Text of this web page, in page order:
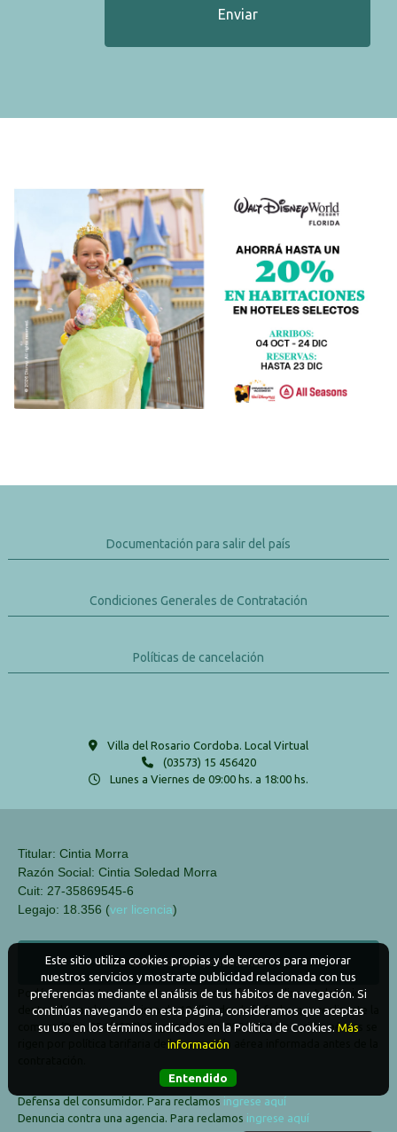
Enviar
Documentación para salir del país
Condiciones Generales de Contratación
Políticas de cancelación
Villa del Rosario Cordoba. Local Virtual
(03573) 15 456420
Lunes a Viernes de 09:00 hs. a 18:00 hs.
Titular: Cintia Morra
Razón Social: Cintia Soledad Morra
Cuit: 27-35869545-6
Legajo: 18.356 (ver licencia)
Boton de arrepentimiento
Podés cancelar tus compras realizadas de forma online o telefonica
dentro de un plazo máximo de 10 días desde la fecha que realizaste la
compra (Disp.954/2025). Según decreto 809/2024 las tarifas aéreas se
rigen por política tarifaria de la compañía aérea informada antes de la
Defensa del consumidor. Para reclamos ingrese aquí
Denuncia contra una agencia. Para reclamos ingrese aquí
Este sitio utiliza cookies propias y de terceros para mejorar
nuestros servicios y mostrarte publicidad relacionada con tus
preferencias mediante el análisis de tus hábitos de navegación. Si
continúas navegando en esta página, consideramos que aceptas
su uso en los términos indicados en la Política de Cookies. Más
información
Entendido